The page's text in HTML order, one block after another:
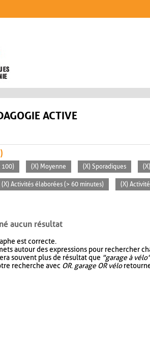
ACTIVE
100) (X) Moyenne (X) Sporadiques
(X) Activités élaborées (> 60 minutes) (X)
aucun résultat
est correcte.
autour des expressions pour rechercher
souvent plus de résultat que "garage à vélo"
recherche avec OR. garage OR vélo